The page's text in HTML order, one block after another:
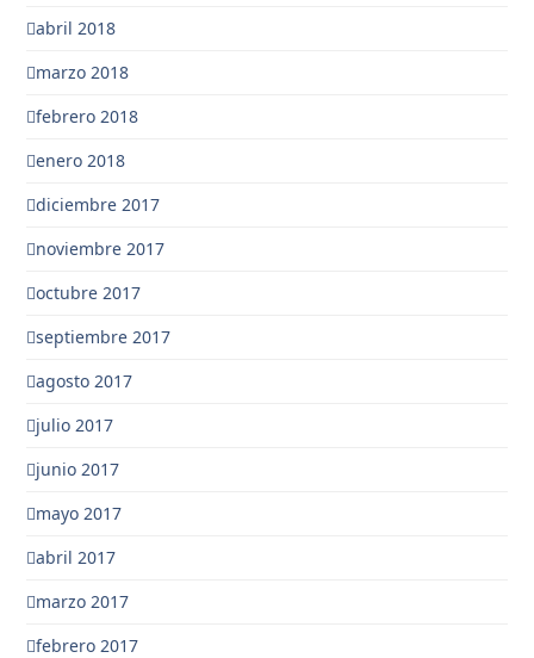
abril 2018
marzo 2018
febrero 2018
enero 2018
diciembre 2017
noviembre 2017
octubre 2017
septiembre 2017
agosto 2017
julio 2017
junio 2017
mayo 2017
abril 2017
marzo 2017
febrero 2017